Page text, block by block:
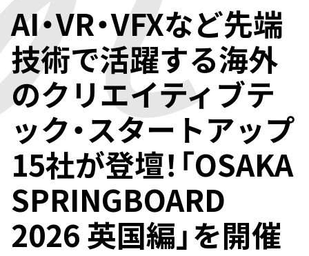
AI・VR・VFXなど先端
技術で活躍する海外
のクリエイティブテ
ック・スタートアップ
15社が登壇！「OSAKA
SPRINGBOARD
2026 英国編」を開催